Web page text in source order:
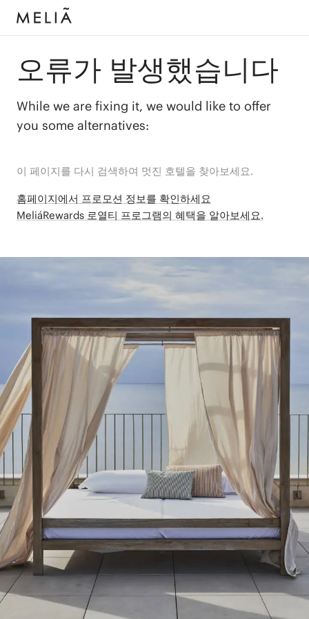
오류가 발생했습니다
While we are fixing it, we would like to offer
you some alternatives:
이 페이지를 다시 검색하여 멋진 호텔을 찾아보세요.
홈페이지에서 프로모션 정보를 확인하세요
MeliáRewards 로열티 프로그램의 혜택을 알아보세요.